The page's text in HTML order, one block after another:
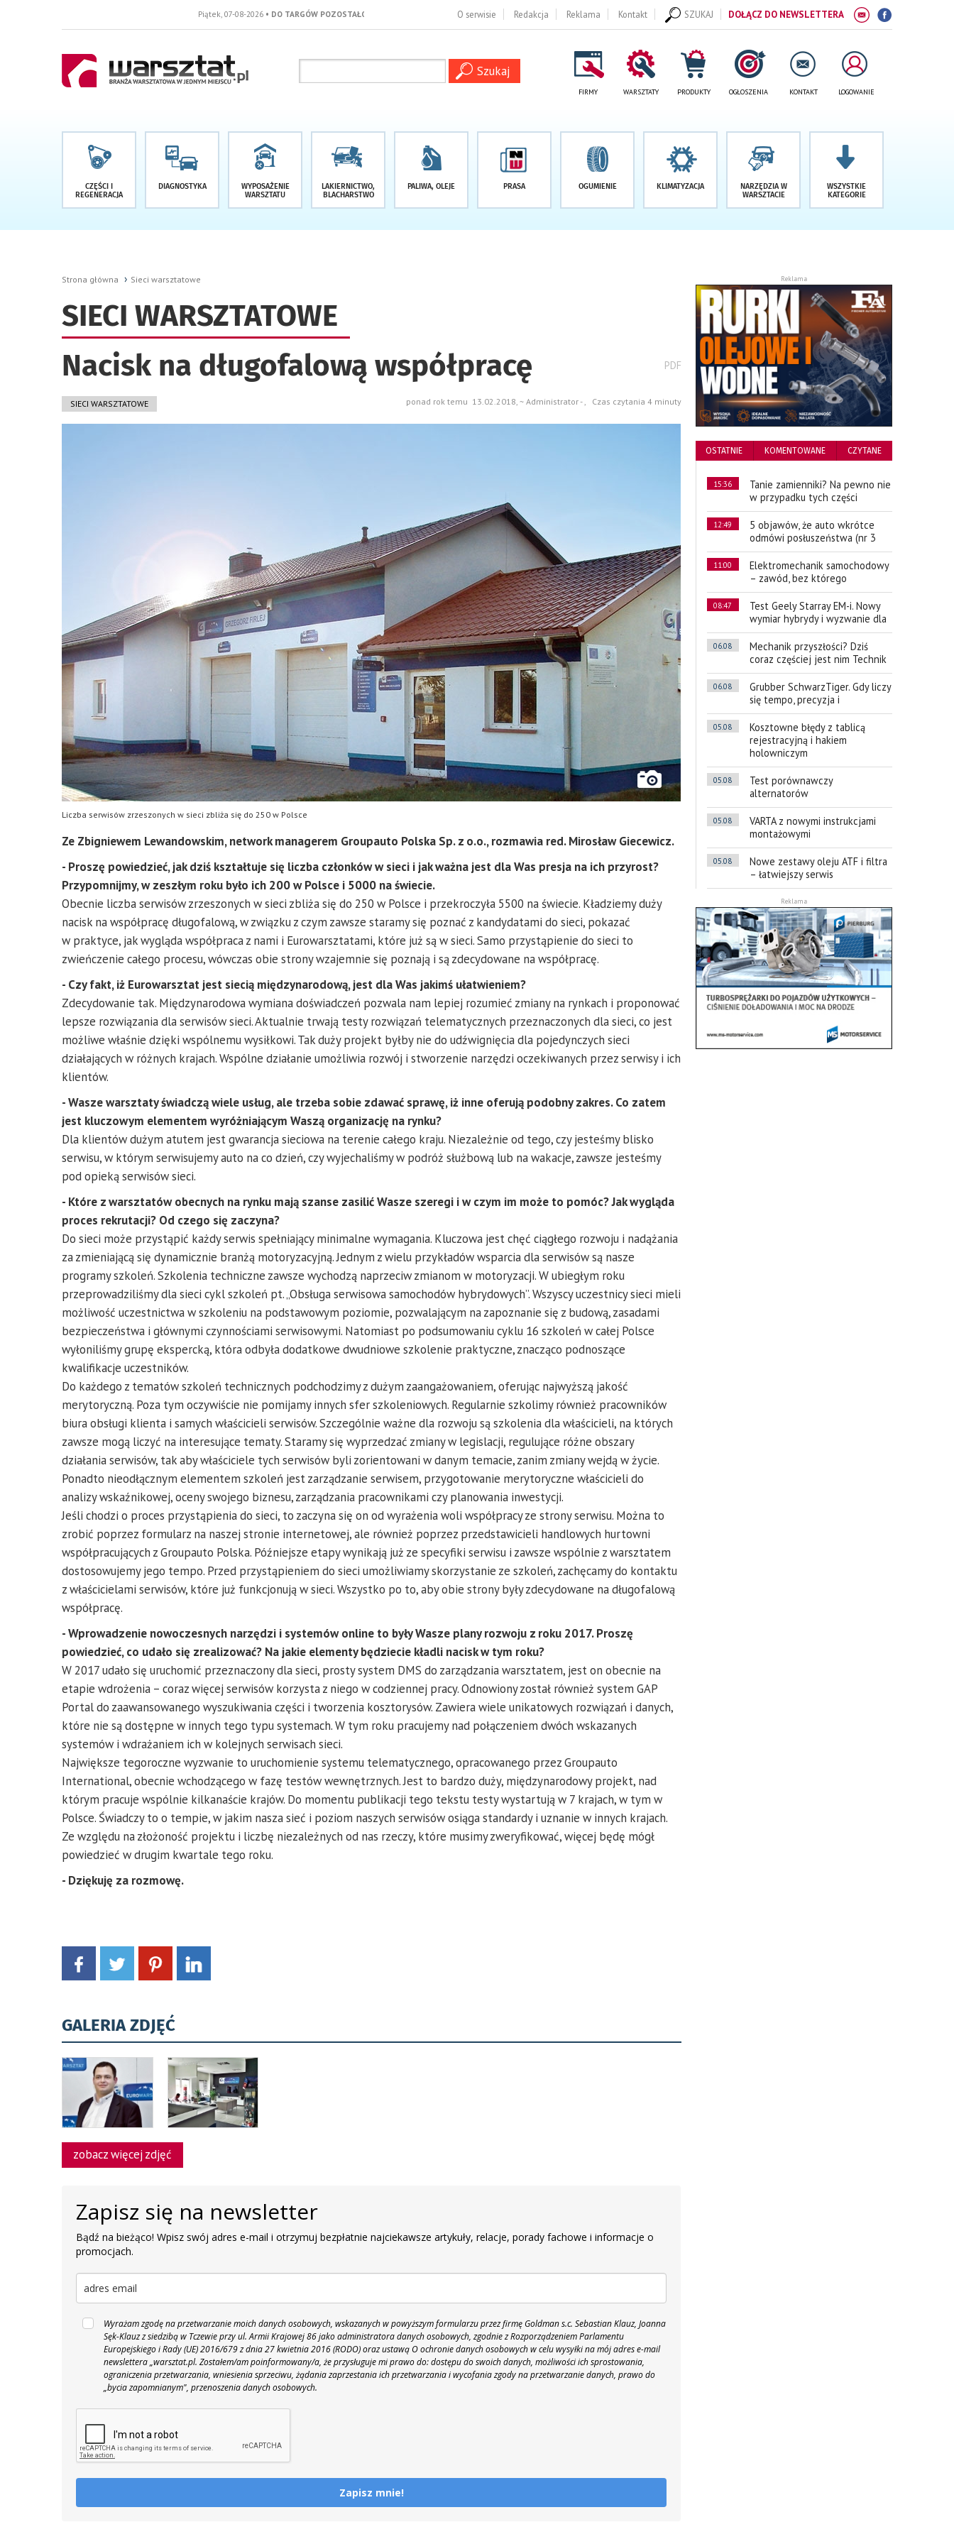
• DO TARGÓW POZOSTAŁO -1 DNI O serwisie Redakcja Reklama Kontakt DOŁĄCZ DO NEWSLETTERA
SZUKAJ
FIRMY WARSZTATY PRODUKTY OGŁOSZENIA KONTAKT LOGOWANIE
CZĘŚCI I
REGENERACJA
DIAGNOSTYKA
WYPOSAŻENIE
WARSZTATU
LAKIERNICTWO,
BLACHARSTWO
PALIWA, OLEJE PRASA OGUMIENIE KLIMATYZACJA
NARZĘDZIA W
WARSZTACIE
WSZYSTKIE
KATEGORIE
Strona główna Sieci warsztatowe
SIECI WARSZTATOWE
Nacisk na długofalową współpracę
wydrukuj
podstronę
PDF
SIECI WARSZTATOWE ponad rok temu 13.02.2018, ~ Administrator - , Czas czytania 4 minuty
Liczba serwisów zrzeszonych w sieci zbliża się do 250 w Polsce
Ze Zbigniewem Lewandowskim, network managerem Groupauto Polska Sp. z o.o., rozmawia red. Mirosław Giecewicz.
- Proszę powiedzieć, jak dziś kształtuje się liczba członków w sieci i jak ważna jest dla Was presja na ich przyrost?
Przypomnijmy, w zeszłym roku było ich 200 w Polsce i 5000 na świecie.
Obecnie liczba serwisów zrzeszonych w sieci zbliża się do 250 w Polsce i przekroczyła 5500 na świecie. Kładziemy duży
nacisk na współpracę długofalową, w związku z czym zawsze staramy się poznać z kandydatami do sieci, pokazać
w praktyce, jak wygląda współpraca z nami i Eurowarsztatami, które już są w sieci. Samo przystąpienie do sieci to
zwieńczenie całego procesu, wówczas obie strony wzajemnie się poznają i są zdecydowane na współpracę.
- Czy fakt, iż Eurowarsztat jest siecią międzynarodową, jest dla Was jakimś ułatwieniem?
Zdecydowanie tak. Międzynarodowa wymiana doświadczeń pozwala nam lepiej rozumieć zmiany na rynkach i proponować
lepsze rozwiązania dla serwisów sieci. Aktualnie trwają testy rozwiązań telematycznych przeznaczonych dla sieci, co jest
możliwe właśnie dzięki wspólnemu wysiłkowi. Tak duży projekt byłby nie do udźwignięcia dla pojedynczych sieci
działających w różnych krajach. Wspólne działanie umożliwia rozwój i stworzenie narzędzi oczekiwanych przez serwisy i ich
klientów.
- Wasze warsztaty świadczą wiele usług, ale trzeba sobie zdawać sprawę, iż inne oferują podobny zakres. Co zatem
jest kluczowym elementem wyróżniającym Waszą organizację na rynku?
Dla klientów dużym atutem jest gwarancja sieciowa na terenie całego kraju. Niezależnie od tego, czy jesteśmy blisko
serwisu, w którym serwisujemy auto na co dzień, czy wyjechaliśmy w podróż służbową lub na wakacje, zawsze jesteśmy
pod opieką serwisów sieci.
- Które z warsztatów obecnych na rynku mają szanse zasilić Wasze szeregi i w czym im może to pomóc? Jak wygląda
proces rekrutacji? Od czego się zaczyna?
Do sieci może przystąpić każdy serwis spełniający minimalne wymagania. Kluczowa jest chęć ciągłego rozwoju i nadążania
za zmieniającą się dynamicznie branżą motoryzacyjną. Jednym z wielu przykładów wsparcia dla serwisów są nasze
programy szkoleń. Szkolenia techniczne zawsze wychodzą naprzeciw zmianom w motoryzacji. W ubiegłym roku
przeprowadziliśmy dla sieci cykl szkoleń pt. „Obsługa serwisowa samochodów hybrydowych”. Wszyscy uczestnicy sieci mieli
możliwość uczestnictwa w szkoleniu na podstawowym poziomie, pozwalającym na zapoznanie się z budową, zasadami
bezpieczeństwa i głównymi czynnościami serwisowymi. Natomiast po podsumowaniu cyklu 16 szkoleń w całej Polsce
wyłoniliśmy grupę ekspercką, która odbyła dodatkowe dwudniowe szkolenie praktyczne, znacząco podnoszące
kwalifikacje uczestników.
Do każdego z tematów szkoleń technicznych podchodzimy z dużym zaangażowaniem, oferując najwyższą jakość
merytoryczną. Poza tym oczywiście nie pomijamy innych sfer szkoleniowych. Regularnie szkolimy również pracowników
biura obsługi klienta i samych właścicieli serwisów. Szczególnie ważne dla rozwoju są szkolenia dla właścicieli, na których
zawsze mogą liczyć na interesujące tematy. Staramy się wyprzedzać zmiany w legislacji, regulujące różne obszary
działania serwisów, tak aby właściciele tych serwisów byli zorientowani w danym temacie, zanim zmiany wejdą w życie.
Ponadto nieodłącznym elementem szkoleń jest zarządzanie serwisem, przygotowanie merytoryczne właścicieli do
analizy wskaźnikowej, oceny swojego biznesu, zarządzania pracownikami czy planowania inwestycji.
Jeśli chodzi o proces przystąpienia do sieci, to zaczyna się on od wyrażenia woli współpracy ze strony serwisu. Można to
zrobić poprzez formularz na naszej stronie internetowej, ale również poprzez przedstawicieli handlowych hurtowni
współpracujących z Groupauto Polska. Późniejsze etapy wynikają już ze specyfiki serwisu i zawsze wspólnie z warsztatem
dostosowujemy jego tempo. Przed przystąpieniem do sieci umożliwiamy skorzystanie ze szkoleń, zachęcamy do kontaktu
z właścicielami serwisów, które już funkcjonują w sieci. Wszystko po to, aby obie strony były zdecydowane na długofalową
współpracę.
- Wprowadzenie nowoczesnych narzędzi i systemów online to były Wasze plany rozwoju z roku 2017. Proszę
powiedzieć, co udało się zrealizować? Na jakie elementy będziecie kładli nacisk w tym roku?
W 2017 udało się uruchomić przeznaczony dla sieci, prosty system DMS do zarządzania warsztatem, jest on obecnie na
etapie wdrożenia – coraz więcej serwisów korzysta z niego w codziennej pracy. Odnowiony został również system GAP
Portal do zaawansowanego wyszukiwania części i tworzenia kosztorysów. Zawiera wiele unikatowych rozwiązań i danych,
które nie są dostępne w innych tego typu systemach. W tym roku pracujemy nad połączeniem dwóch wskazanych
systemów i wdrażaniem ich w kolejnych serwisach sieci.
Największe tegoroczne wyzwanie to uruchomienie systemu telematycznego, opracowanego przez Groupauto
International, obecnie wchodzącego w fazę testów wewnętrznych. Jest to bardzo duży, międzynarodowy projekt, nad
którym pracuje wspólnie kilkanaście krajów. Do momentu publikacji tego tekstu testy wystartują w 7 krajach, w tym w
Polsce. Świadczy to o tempie, w jakim nasza sieć i poziom naszych serwisów osiąga standardy i uznanie w innych krajach.
Ze względu na złożoność projektu i liczbę niezależnych od nas rzeczy, które musimy zweryfikować, więcej będę mógł
powiedzieć w drugim kwartale tego roku.
- Dziękuję za rozmowę.
GALERIA ZDJĘĆ
zobacz więcej zdjęć
Zapisz się na newsletter
Bądź na bieżąco! Wpisz swój adres e-mail i otrzymuj bezpłatnie najciekawsze artykuły, relacje, porady fachowe i informacje o
promocjach.
Wyrażam zgodę na przetwarzanie moich danych osobowych, wskazanych w powyższym formularzu przez firmę Goldman s.c. Sebastian Klauz, Joanna
Sęk-Klauz z siedzibą w Tczewie przy ul. Armii Krajowej 86 jako administratora danych osobowych, zgodnie z Rozporządzeniem Parlamentu
Europejskiego i Rady (UE) 2016/679 z dnia 27 kwietnia 2016 (RODO) oraz ustawą O ochronie danych osobowych w celu wysyłki na mój adres e-mail
newslettera „warsztat.pl. Zostałem/am poinformowany/a, że przysługuje mi prawo do: dostępu do swoich danych, możliwości ich sprostowania,
ograniczenia przetwarzania, wniesienia sprzeciwu, żądania zaprzestania ich przetwarzania i wycofania zgody na przetwarzanie danych, prawo do
„bycia zapomnianym", przenoszenia danych osobowych.
Zapisz mnie!
Reklama
OSTATNIE KOMENTOWANE CZYTANE
15:36
Tanie zamienniki? Na pewno nie
w przypadku tych części
12:49
5 objawów, że auto wkrótce
odmówi posłuszeństwa (nr 3
11:00
Elektromechanik samochodowy
– zawód, bez którego
08:47
Test Geely Starray EM-i. Nowy
wymiar hybrydy i wyzwanie dla
06.08
Mechanik przyszłości? Dziś
coraz częściej jest nim Technik
06.08
Grubber SchwarzTiger. Gdy liczy
się tempo, precyzja i
05.08
Kosztowne błędy z tablicą
rejestracyjną i hakiem
holowniczym
05.08
Test porównawczy
alternatorów
05.08
VARTA z nowymi instrukcjami
montażowymi
05.08
Nowe zestawy oleju ATF i filtra
– łatwiejszy serwis
Reklama